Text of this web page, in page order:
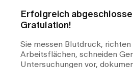
Erfolgreich
Gratulation!
Sie messen Blutdruck, richten
Arbeitsflächen, schneiden
Untersuchungen vor,